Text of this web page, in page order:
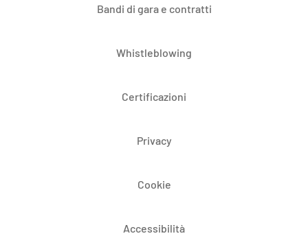
Bandi di gara e contratti
Whistleblowing
Certificazioni
Privacy
Cookie
Accessibilità